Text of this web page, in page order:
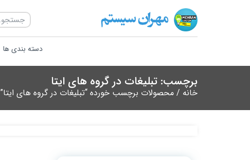
دسته بندی ها
برچسب: تبلیغات در گروه های ایتا
خانه / محصولات برچسب خورده “تبلیغات در گروه های ایتا”